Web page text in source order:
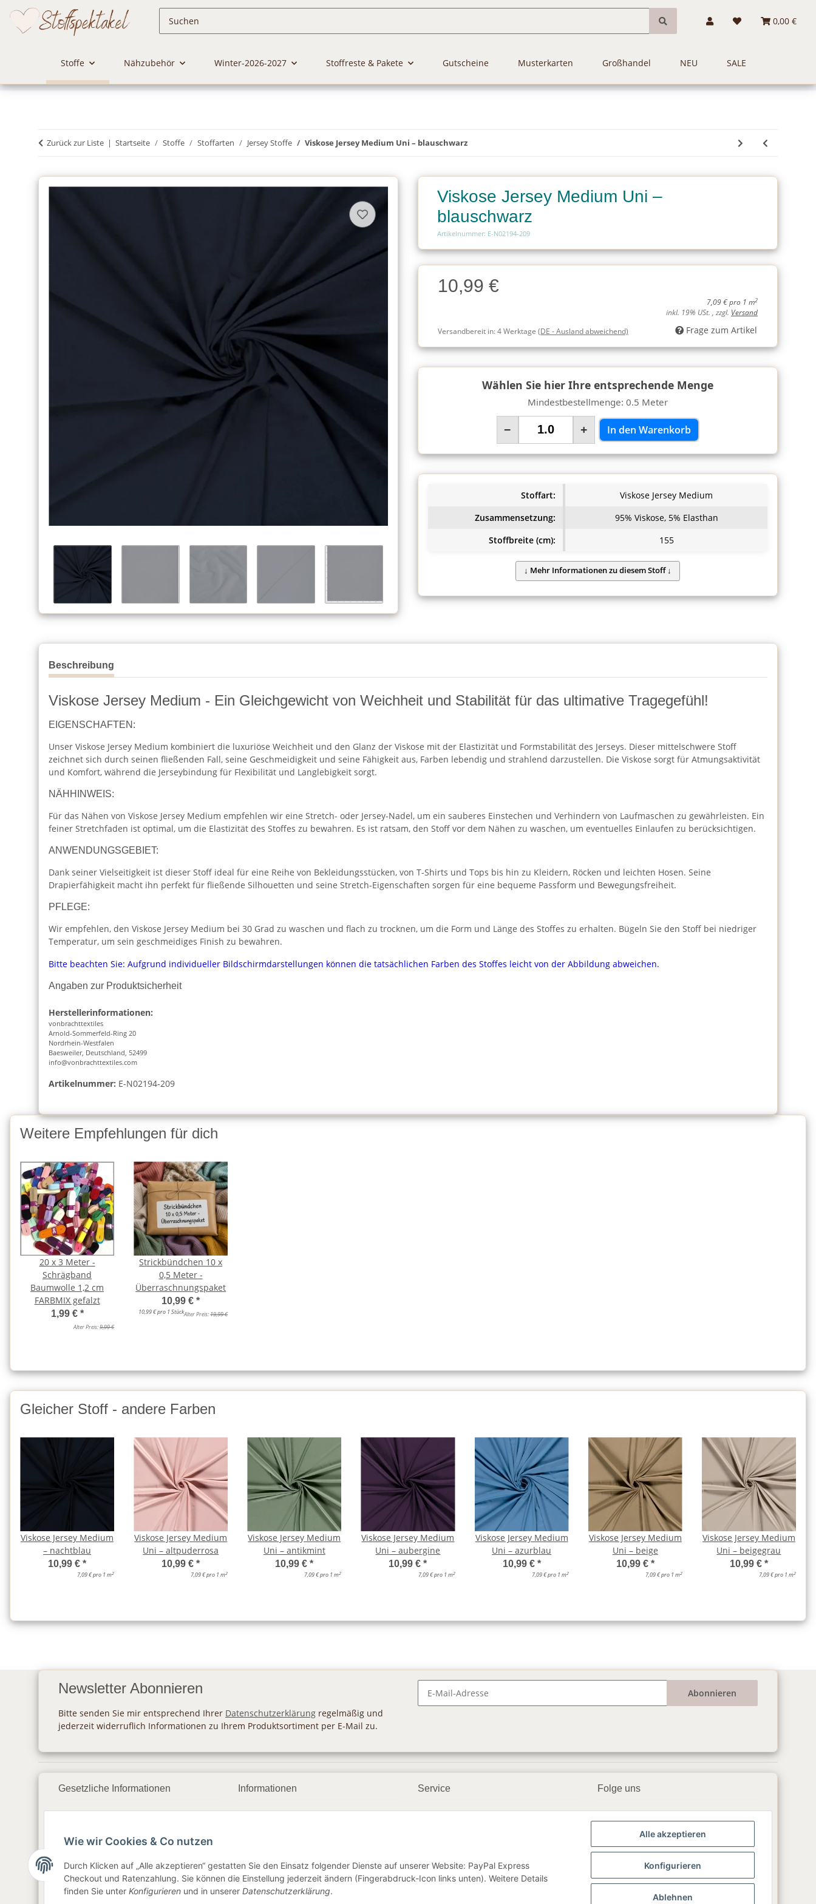
0,00 €
Stoffe Nähzubehör Winter-2026-2027 Stoffreste & Pakete Gutscheine Musterkarten Großhandel NEU SALE
Zurück zur Liste Startseite Stoffe Stoffarten Jersey Stoffe Viskose Jersey Medium Uni – blauschwarz
Viskose Jersey Medium Uni –
blauschwarz
Artikelnummer: E-N02194-209
Charge
Charge10,99 €
7,09 € pro 1 m2
inkl. 19% USt. , zzgl. Versand
Versandbereit in:4 Werktage (DE - Ausland abweichend) Frage zum Artikel
Wählen Sie hier Ihre entsprechende Menge
Mindestbestellmenge: 0.5 Meter
− + In den Warenkorb
Stoffart:
Viskose Jersey Medium
Zusammensetzung:
95% Viskose, 5% Elasthan
Stoffbreite (cm):
155
Beschreibung
Viskose Jersey Medium - Ein Gleichgewicht von Weichheit und Stabilität für das ultimative Tragegefühl!
EIGENSCHAFTEN:
Unser Viskose Jersey Medium kombiniert die luxuriöse Weichheit und den Glanz der Viskose mit der Elastizität und Formstabilität des Jerseys. Dieser mittelschwere Stoff
zeichnet sich durch seinen fließenden Fall, seine Geschmeidigkeit und seine Fähigkeit aus, Farben lebendig und strahlend darzustellen. Die Viskose sorgt für Atmungsaktivität
und Komfort, während die Jerseybindung für Flexibilität und Langlebigkeit sorgt.
NÄHHINWEIS:
Für das Nähen von Viskose Jersey Medium empfehlen wir eine Stretch- oder Jersey-Nadel, um ein sauberes Einstechen und Verhindern von Laufmaschen zu gewährleisten. Ein
feiner Stretchfaden ist optimal, um die Elastizität des Stoffes zu bewahren. Es ist ratsam, den Stoff vor dem Nähen zu waschen, um eventuelles Einlaufen zu berücksichtigen.
ANWENDUNGSGEBIET:
Dank seiner Vielseitigkeit ist dieser Stoff ideal für eine Reihe von Bekleidungsstücken, von T-Shirts und Tops bis hin zu Kleidern, Röcken und leichten Hosen. Seine
Drapierfähigkeit macht ihn perfekt für fließende Silhouetten und seine Stretch-Eigenschaften sorgen für eine bequeme Passform und Bewegungsfreiheit.
PFLEGE:
Wir empfehlen, den Viskose Jersey Medium bei 30 Grad zu waschen und flach zu trocknen, um die Form und Länge des Stoffes zu erhalten. Bügeln Sie den Stoff bei niedriger
Temperatur, um sein geschmeidiges Finish zu bewahren.
Bitte beachten Sie: Aufgrund individueller Bildschirmdarstellungen können die tatsächlichen Farben des Stoffes leicht von der Abbildung abweichen.
Angaben zur Produktsicherheit
Herstellerinformationen:
vonbrachttextiles
Arnold-Sommerfeld-Ring 20
Nordrhein-Westfalen
Baesweiler, Deutschland, 52499
info@vonbrachttextiles.com
Artikelnummer: E-N02194-209
Weitere Empfehlungen für dich
20 x 3 Meter -
Schrägband
Baumwolle 1,2 cm
FARBMIX gefalzt
1,99 € *
Alter Preis:9,99 €
Strickbündchen 10 x
0,5 Meter -
Überraschnungspaket
10,99 €*
10,99 € pro 1 StückAlter Preis:19,99 €
Gleicher Stoff - andere Farben
Viskose Jersey Medium
– nachtblau
10,99 €*
7,09 € pro 1 m2
Viskose Jersey Medium
Uni – altpuderrosa
10,99 €*
7,09 € pro 1 m2
Viskose Jersey Medium
Uni – antikmint
10,99 €*
7,09 € pro 1 m2
Viskose Jersey Medium
Uni – aubergine
10,99 €*
7,09 € pro 1 m2
Viskose Jersey Medium
Uni – azurblau
10,99 € *
7,09 € pro 1 m2
Viskose Jersey Medium
Uni – beige
10,99 € *
7,09 € pro 1 m2
Viskose Jersey Medium
Uni – beigegrau
10,99 € *
7,09 € pro 1 m2
Newsletter Abonnieren
Bitte senden Sie mir entsprechend Ihrer Datenschutzerklärung regelmäßig und
jederzeit widerruflich Informationen zu Ihrem Produktsortiment per E-Mail zu.
Abonnieren
Gesetzliche Informationen
AGB
Sitemap
Impressum
Informationen
Newsletter
Service Folge uns
▶️ YouTube
📸 Instagram
Wie wir Cookies & Co nutzen
Durch Klicken auf „Alle akzeptieren“ gestatten Sie den Einsatz folgender Dienste auf unserer Website: PayPal Express
Checkout und Ratenzahlung. Sie können die Einstellung jederzeit ändern (Fingerabdruck-Icon links unten). Weitere Details
finden Sie unter Konfigurieren und in unserer Datenschutzerklärung.
Alle akzeptieren
Konfigurieren
Ablehnen